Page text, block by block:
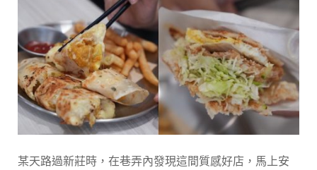
某天路過新莊時，在巷弄內發現這間質感好店，馬上安